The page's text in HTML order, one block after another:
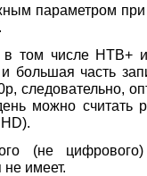
параметром
в том числе НТВ+
большая часть
следовательно,
можно считать
(не
имеет.